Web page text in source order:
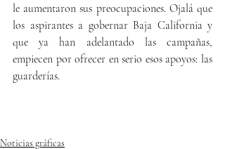
le aumentaron sus preocupaciones. Ojalá que
los aspirantes a gobernar Baja California y
que ya han adelantado las campañas,
empiecen por ofrecer en serio esos apoyos: las
guarderías.
Noticias gráficas